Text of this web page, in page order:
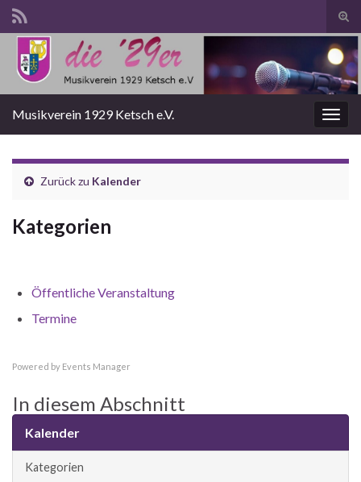
Search for:
Musikverein 1929 Ketsch e.V.
Zurück zu Kalender
Kategorien
Öffentliche Veranstaltung
Termine
Powered by Events Manager
In diesem Abschnitt
Kalender
Kategorien